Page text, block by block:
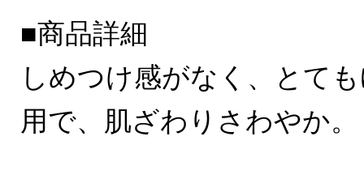
■商品詳細
しめつけ感がなく、とて
用で、肌ざわりさわやか。